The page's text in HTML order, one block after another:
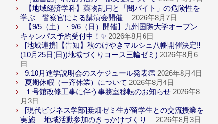
【地域経済学科】薬物乱用と「闇バイト」の危険性を
学ぶ―警察官による講演会開催― 2026年8月7日
【9/5（土）・9/6（日）開催】九州国際大学オープン
キャンパス予約受付中！✨ 2026年8月6日
[地域連携]【告知】秋のけやきマルシェ八幡開催決定‼
(10月25日(日))地域づくりコース三輪ゼミ) 2026年8月6
日
9.10月進学説明会のスケジュール発表👏 2026年8月4日
夏期休暇（一斉休業）について 2026年8月4日
１号館改修工事に伴う事務室移転のお知らせ 2026年8
月3日
[現代ビジネス学部]桒畑ゼミ生が留学生との交流授業を
実施 ―地域活動参加のきっかけづくり― 2026年8月3日